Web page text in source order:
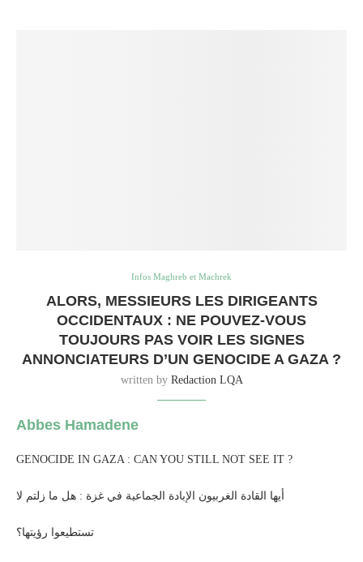
Infos Maghreb et Machrek
ALORS, MESSIEURS LES DIRIGEANTS
OCCIDENTAUX : NE POUVEZ-VOUS
TOUJOURS PAS VOIR LES SIGNES
ANNONCIATEURS D’UN GENOCIDE A GAZA ?
written by Redaction LQA
Abbes Hamadene
GENOCIDE IN GAZA : CAN YOU STILL NOT SEE IT ?
أيها القادة الغربيون الإبادة الجماعية في غزة : هل ما زلتم لا
تستطيعوا رؤيتها؟